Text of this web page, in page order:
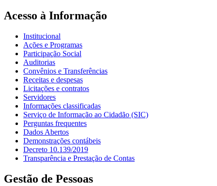
Acesso à Informação
Institucional
Ações e Programas
Participação Social
Auditorias
Convênios e Transferências
Receitas e despesas
Licitações e contratos
Servidores
Informações classificadas
Serviço de Informação ao Cidadão (SIC)
Perguntas frequentes
Dados Abertos
Demonstrações contábeis
Decreto 10.139/2019
Transparência e Prestação de Contas
Gestão de Pessoas